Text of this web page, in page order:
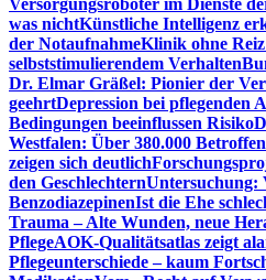
Versorgungsroboter im Dienste
was nichtKünstliche Intelligenz
der NotaufnahmeKlinik ohne
selbststimulierendem Verhalten
Dr. Elmar Gräßel: Pionier der
geehrtDepression bei pflegenden
Bedingungen beeinflussen Risiko
Westfalen: Über 380.000
zeigen sich deutlich
den GeschlechternUntersuchung:
BenzodiazepinenIst die Ehe
Trauma – Alte Wunden, neue
PflegeAOK-Qualitätsatlas zeigt
Pflegeunterschiede – kaum